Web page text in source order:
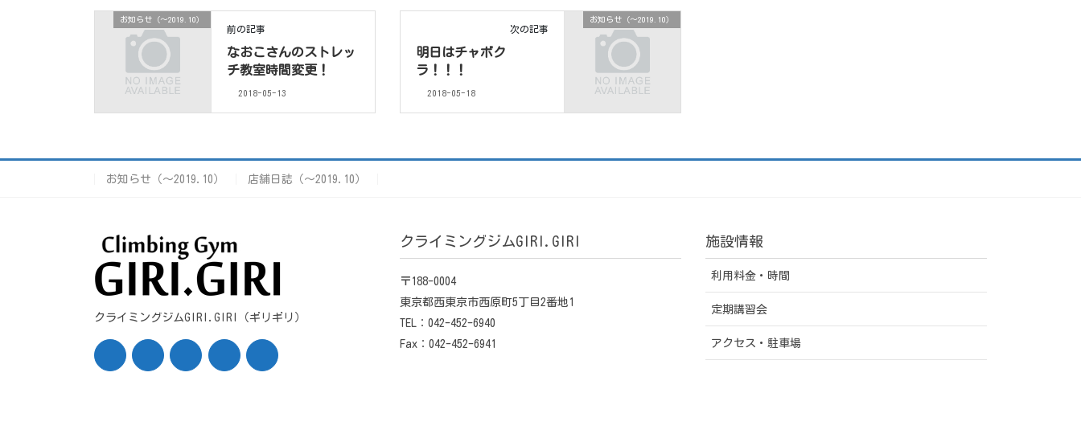
お知らせ（〜2019.10）
前の記事
なおこさんのストレッ
チ教室時間変更！
2018-05-13
お知らせ（〜2019.10）
次の記事
明日はチャボク
ラ！！！
2018-05-18
お知らせ（〜2019.10） 店舗日誌（〜2019.10）
クライミングジムGIRI.GIRI（ギリギリ）
クライミングジムGIRI.GIRI
〒188-0004
東京都西東京市西原町5丁目2番地1
TEL：042-452-6940
Fax：042-452-6941
施設情報
利用料金・時間
定期講習会
アクセス・駐車場